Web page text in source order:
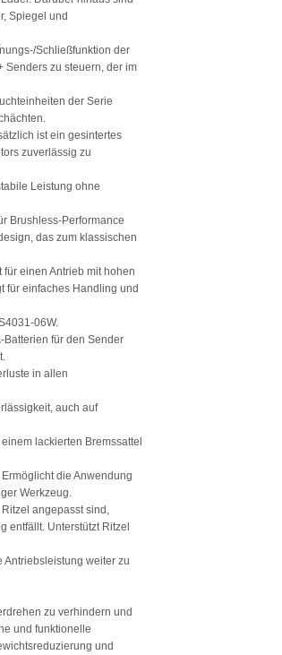
Spiegel und
Schließfunktion der
Senders zu steuern, der im
der Serie
ist ein gesintertes
zuverlässig zu
Leistung ohne
Brushless-Performance
das zum klassischen
einen Antrieb mit hohen
für einfaches Handling und
06W.
Batterien für den Sender
in allen
auch auf
lackierten Bremssattel
die Anwendung
Werkzeug.
angepasst sind,
entfällt. Unterstützt Ritzel
Antriebsleistung weiter zu
zu verhindern und
und funktionelle
und